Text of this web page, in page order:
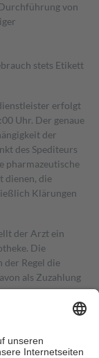
von
stets Etikett
erfolgt
Uhr. Der genaue
der
des Spediteurs
pharmazeutische
dienen, die
Klärungen
der Arzt ein
Die
Regel die
als Zuzahlung
von zehn
die tatsächlichen